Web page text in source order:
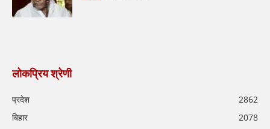
लोकप्रिय श्रेणी
प्रदेश
2862
बिहार
2078